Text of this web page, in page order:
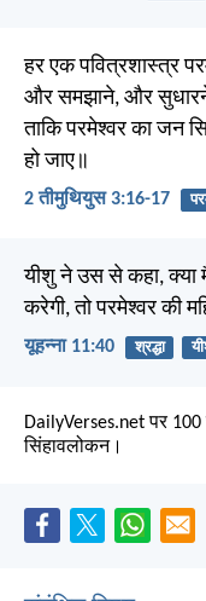
हर एक पवित्रशास्त्र
और समझाने, और
ताकि परमेश्वर का जन
हो जाए॥
2 तीमुथियुस 3:16-17
यीशु ने उस से कहा, क्या
करेगी, तो परमेश्वर की
यूहन्ना 11:40 श्रद्धा
DailyVerses.net पर
सिंहावलोकन।